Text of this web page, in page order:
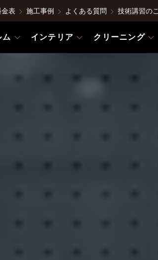
金表 施工事例 よくある質問 技術講習の
ム インテリア クリーニング